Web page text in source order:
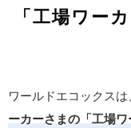
「工場ワー
ワールドエコックスは
ーカーさまの「工場